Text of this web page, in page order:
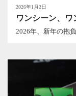
2026年1月2日
ワンシーン、
2026年、新年の抱